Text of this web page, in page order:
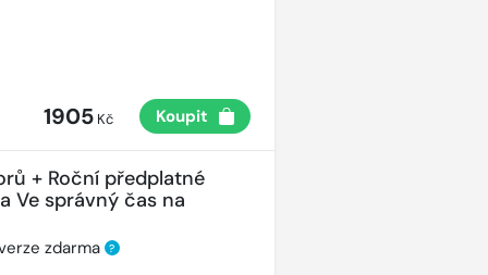
1905Kč Koupit
+ Roční předplatné
Ve správný čas na
zdarma ?